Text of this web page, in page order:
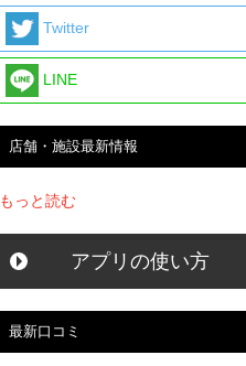
Twitter
LINE
店舗・施設最新情報
もっと読む
アプリの使い方
最新口コミ